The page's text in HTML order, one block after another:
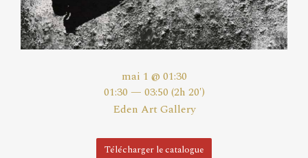
mai 1 @ 01:30
01:30 — 03:50 (2h 20′)
Eden Art Gallery
Télécharger le catalogue